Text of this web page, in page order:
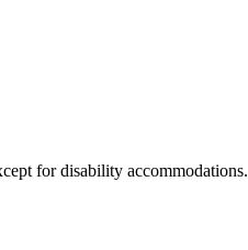
for disability accommodations.